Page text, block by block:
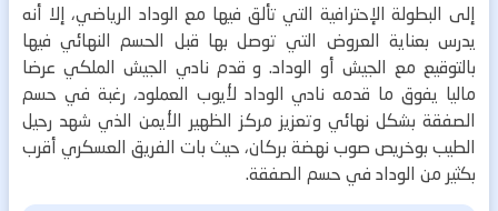
إلى البطولة الإحترافية التي تألق فيها مع الوداد الرياضي، إلا أنه
يدرس بعناية العروض التي توصل بها قبل الحسم النهائي فيها
بالتوقيع مع الجيش أو الوداد.و قدم نادي الجيش الملكي عرضا
ماليا يفوق ما قدمه نادي الوداد لأيوب العملود، رغبة في حسم
الصفقة بشكل نهائي وتعزيز مركز الظهير الأيمن الذي شهد رحيل
الطيب بوخريص صوب نهضة بركان، حيث بات الفريق العسكري أقرب
بكثير من الوداد في حسم الصفقة.